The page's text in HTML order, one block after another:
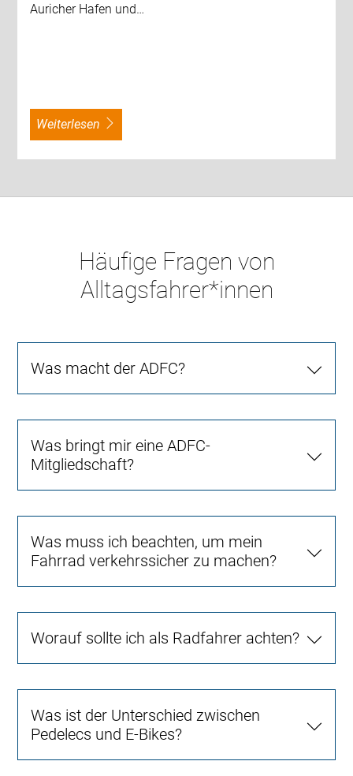
Auricher Hafen und…
weiterlesen
Häufige Fragen von
Alltagsfahrer*innen
Was macht der ADFC?
Was bringt mir eine ADFC-
Mitgliedschaft?
Was muss ich beachten, um mein
Fahrrad verkehrssicher zu machen?
Worauf sollte ich als Radfahrer achten?
Was ist der Unterschied zwischen
Pedelecs und E-Bikes?